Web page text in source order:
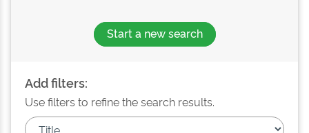
Start a new search
Add filters:
Use filters to refine the search results.